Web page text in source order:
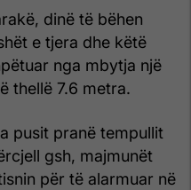
dinë të bëhen
e tjera dhe këtë
nga mbytja një
thellë 7.6 metra.
pusit pranë tempullit
gsh, majmunët
për të alarmuar në